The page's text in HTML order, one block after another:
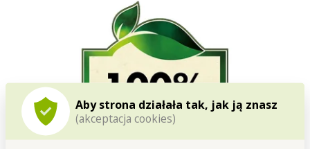
Aby strona działała tak, jak ją znasz
(akceptacja cookies)